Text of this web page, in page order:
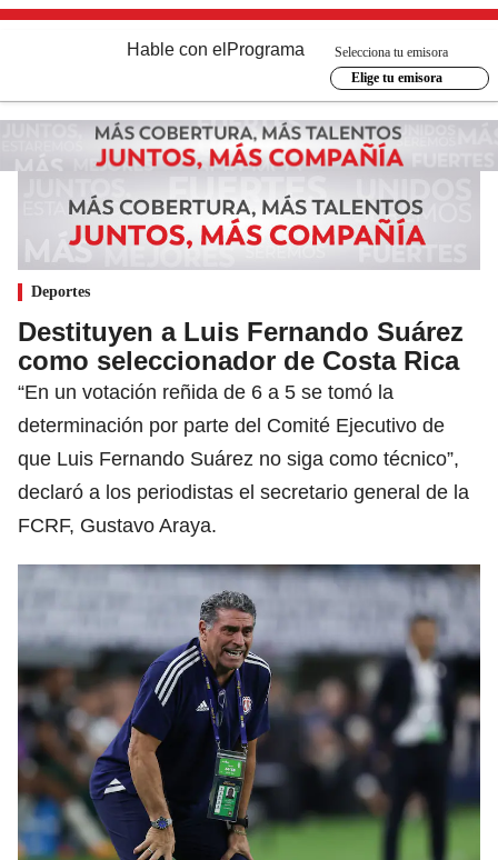
Hable con el Programa
Selecciona tu emisora
Elige tu emisora
Deportes
Destituyen a Luis Fernando Suárez
como seleccionador de Costa Rica
“En un votación reñida de 6 a 5 se tomó la
determinación por parte del Comité Ejecutivo de
que Luis Fernando Suárez no siga como técnico”,
declaró a los periodistas el secretario general de la
FCRF, Gustavo Araya.